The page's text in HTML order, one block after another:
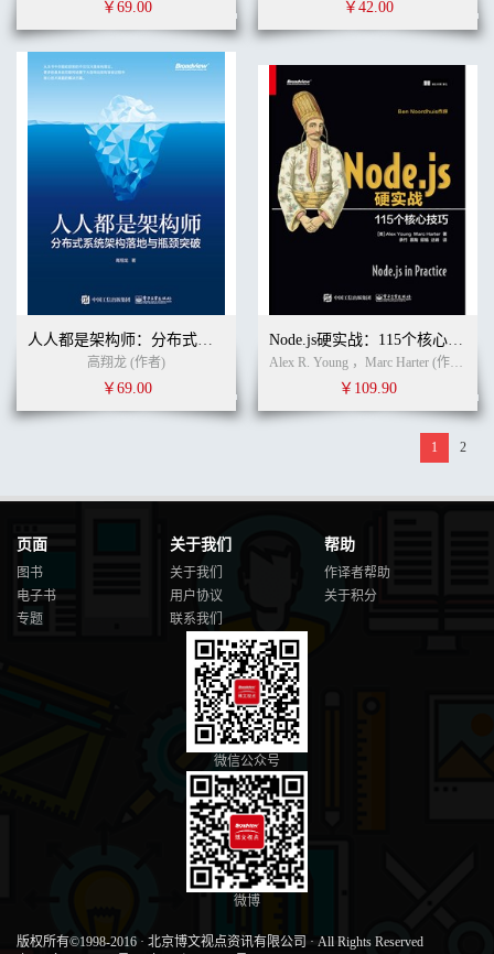
￥69.00 ￥42.00
人人都是架构师：分布式系统架构落地与瓶颈突破
高翔龙 (作者)
￥69.00
Node.js硬实战：115个核心技巧
Alex R. Young ，Marc Harter (作者)
￥109.90
1 2
页面
图书
电子书
专题
关于我们
关于我们
用户协议
联系我们
帮助
作译者帮助
关于积分
微信公众号
微博
版权所有©1998-2016 · 北京博文视点资讯有限公司 · All Rights Reserved